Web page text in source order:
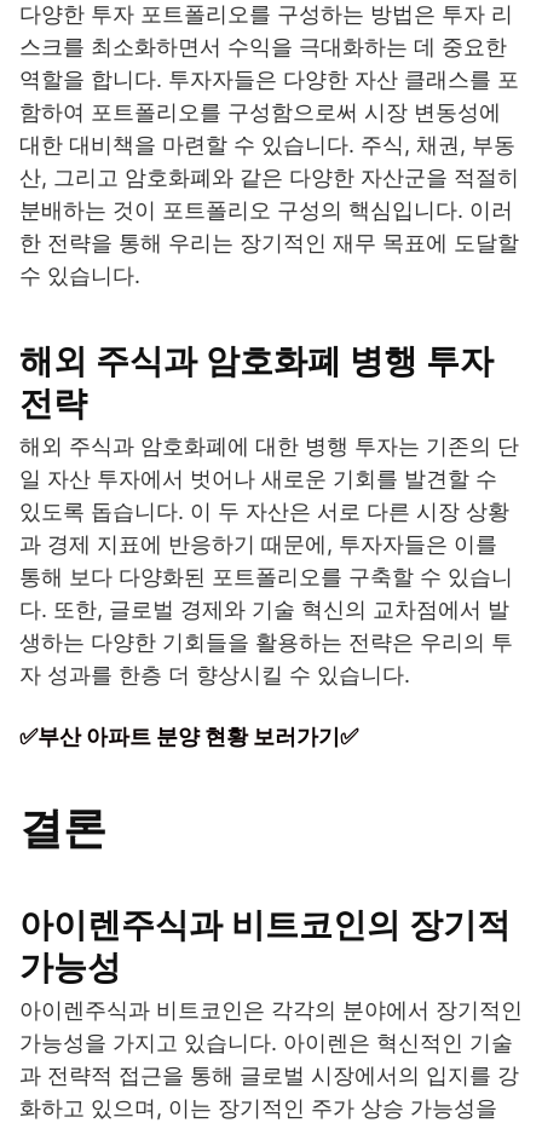
다양한 투자 포트폴리오를 구성하는 방법은 투자 리
스크를 최소화하면서 수익을 극대화하는 데 중요한
역할을 합니다. 투자자들은 다양한 자산 클래스를 포
함하여 포트폴리오를 구성함으로써 시장 변동성에
대한 대비책을 마련할 수 있습니다. 주식, 채권, 부동
산, 그리고 암호화폐와 같은 다양한 자산군을 적절히
분배하는 것이 포트폴리오 구성의 핵심입니다. 이러
한 전략을 통해 우리는 장기적인 재무 목표에 도달할
수 있습니다.
해외 주식과 암호화폐 병행 투자
전략
해외 주식과 암호화폐에 대한 병행 투자는 기존의 단
일 자산 투자에서 벗어나 새로운 기회를 발견할 수
있도록 돕습니다. 이 두 자산은 서로 다른 시장 상황
과 경제 지표에 반응하기 때문에, 투자자들은 이를
통해 보다 다양화된 포트폴리오를 구축할 수 있습니
다. 또한, 글로벌 경제와 기술 혁신의 교차점에서 발
생하는 다양한 기회들을 활용하는 전략은 우리의 투
자 성과를 한층 더 향상시킬 수 있습니다.
✅부산 아파트 분양 현황 보러가기✅
결론
아이렌주식과 비트코인의 장기적
가능성
아이렌주식과 비트코인은 각각의 분야에서 장기적인
가능성을 가지고 있습니다. 아이렌은 혁신적인 기술
과 전략적 접근을 통해 글로벌 시장에서의 입지를 강
화하고 있으며, 이는 장기적인 주가 상승 가능성을